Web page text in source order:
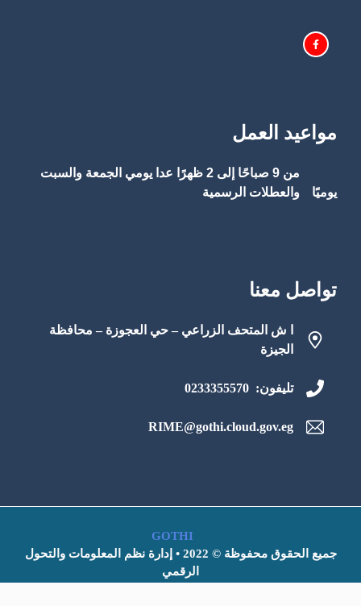
مواعيد العمل
يوميًا
من 9 صباحًا إلى 2 ظهرًا عدا يومي الجمعة والسبت
والعطلات الرسمية
تواصل معنا
ا ش المتحف الزراعي – حي العجوزة – محافظة
الجيزة
تليفون: 0233355570
RIME@gothi.cloud.gov.eg
GOTHI
جميع الحقوق محفوظة © 2022 • إدارة نظم المعلومات والتحول
الرقمي